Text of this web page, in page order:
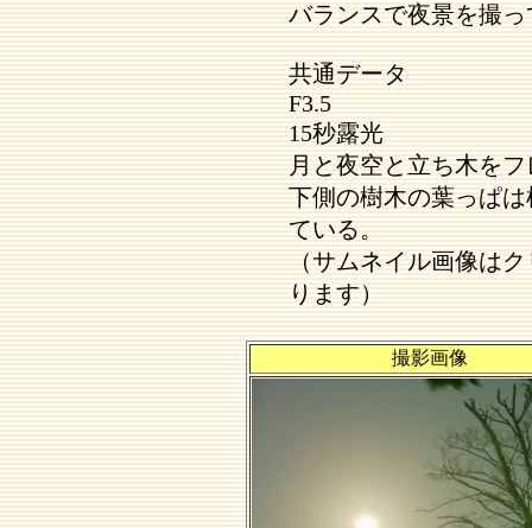
バランスで夜景を撮
共通データ
F3.5
15秒露光
月と夜空と立ち木を
下側の樹木の葉っぱ
ている。
（サムネイル画像は
ります）
撮影画像